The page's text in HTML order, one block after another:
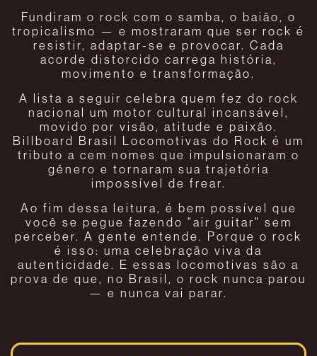
Fundiram o rock com o samba, o baião, o
tropicalismo — e mostraram que ser rock é
resistir, adaptar-se e provocar. Cada
acorde distorcido carrega história,
movimento e transformação.
A lista a seguir celebra quem fez do rock
nacional um motor cultural incansável,
movido por visão, atitude e paixão.
Billboard Brasil Locomotivas do Rock é um
tributo a cem nomes que impulsionaram o
gênero e tornaram sua trajetória
impossível de frear.
Ao fim dessa leitura, é bem possível que
você se pegue fazendo "air guitar" sem
perceber. A gente entende. Porque o rock
é isso: uma celebração viva da
autenticidade. E essas locomotivas são a
prova de que, no Brasil, o rock nunca parou
— e nunca vai parar.